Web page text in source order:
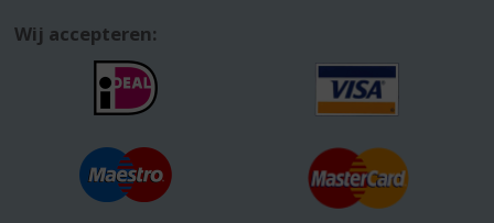
Wij accepteren: